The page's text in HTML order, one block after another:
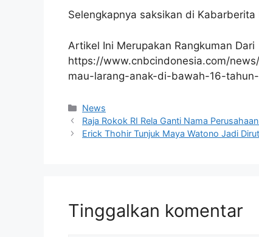
Selengkapnya saksikan di Kabarberita
Artikel Ini Merupakan Rangkuman Dari
https://www.cnbcindonesia.com/
mau-larang-anak-di-bawah-16-
Kategori
News
Raja Rokok RI Rela Ganti Nama
Erick Thohir Tunjuk Maya Watono Jadi
Tinggalkan komentar